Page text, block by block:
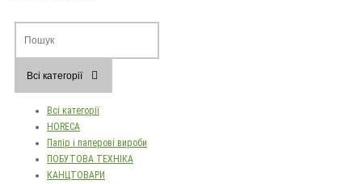
Всі категорії
Всі категорії
HORECA
Папір і паперові вироби
ПОБУТОВА ТЕХНІКА
КАНЦТОВАРИ